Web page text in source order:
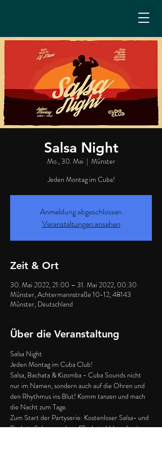
Salsa Night
Mo., 30. Mai
  |
Münster
Jeden Montag im Cuba!
Anmeldung abgeschlossen
Veranstaltungen ansehen
Zeit & Ort
30. Mai 2022, 21:00 – 31. Mai 2022, 00:30
Münster, Achtermannstraße 10-12, 48143
Münster, Deutschland
Über die Veranstaltung
Salsa Night
Jeden Montag im Cuba Club!
Salsa, Bachata & Kizomba - Cuba Sounds nicht
nur im Namen, sondern auch auf die Ohren und
den Rhythmus ins Blut! Komm tanzen und mach
die Nacht zum Tage.
Zum Start der Partyserie: Kostenloser Salsa- und
Bachata Schnupperkurs (Bachata Urbana) mit